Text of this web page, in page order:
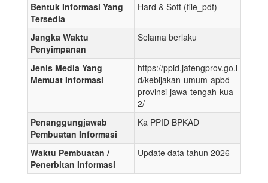
Bentuk Informasi Yang
Tersedia
Hard & Soft (file_pdf)
Jangka Waktu
Penyimpanan
Selama berlaku
Jenis Media Yang
Memuat Informasi
https://ppid.jatengprov.go.i
d/kebijakan-umum-apbd-
provinsi-jawa-tengah-kua-
2/
Penanggungjawab
Pembuatan Informasi
Ka PPID BPKAD
Waktu Pembuatan /
Penerbitan Informasi
Update data tahun 2026